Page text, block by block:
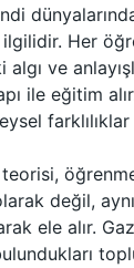
ilgilidir. Her
ve
ile eğitim
teorisi,
değil,
ele alır.